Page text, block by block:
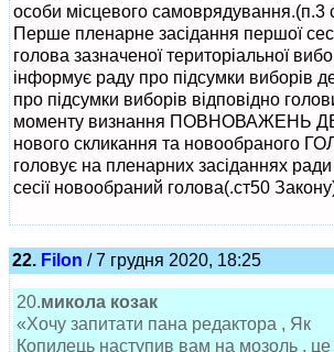
особи місцевого самоврядування.(п.3
Перше пленарне засідання першої
голова зазначеної територіальної
інформує раду про підсумки виборів
про підсумки виборів відповідно
моменту визнання ПОВНОВАЖЕНЬ
нового скликання та новообраного
головує на пленарних засіданнях
сесії новообраний голова(.ст50
22. Filon / 7 грудня 2020, 18:25
20.микола козак
«Хочу запитати пана редактора , Як
Копилець наступив вам на мозоль , це